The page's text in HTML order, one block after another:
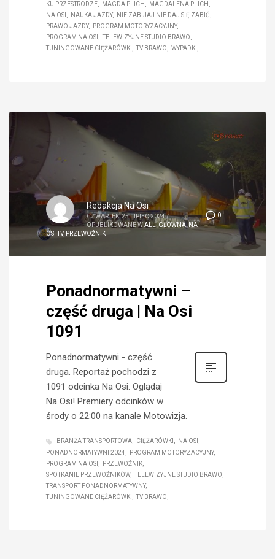
KU PRZESTRODZE
MAGDA PLICH
MAGDALENA PLICH
NA OSI
NAUKA JAZDY
NIE ZABIJAJ NIE DAJ SIĘ ZABIĆ
PRAWO JAZDY
PROGRAM MOTORYZACYJNY
PROGRAM NA OSI
TELEWIZYJNE STUDIO BRAWO
TUNINGOWANE CIĘŻARÓWKI
TV BRAWO WYPADKI
0
Redakcja Na Osi
CZWARTEK, 25 LIPIEC 2024/
OPUBLIKOWANE WALL, GŁÓWNA NA
OSI TV, PRZEWOŹNIK
Ponadnormatywni –
część druga | Na Osi
1091
Ponadnormatywni - część
druga. Reportaż pochodzi z
1091 odcinka Na Osi. Oglądaj
Na Osi! Premiery odcinków w
środy o 22:00 na kanale Motowizja.
BRANŻA TRANSPORTOWA CIĘŻARÓWKI
NA OSI
PONADNORMATYWNI 2024
PROGRAM MOTORYZACYJNY
PROGRAM NA OSI
PRZEWOŹNIK
SPOTKANIE PRZEWOŹNIKÓW
TELEWIZYJNE STUDIO BRAWO
TRANSPORT PONADNORMATYWNY
TUNINGOWANE CIĘŻARÓWKI
TV BRAWO